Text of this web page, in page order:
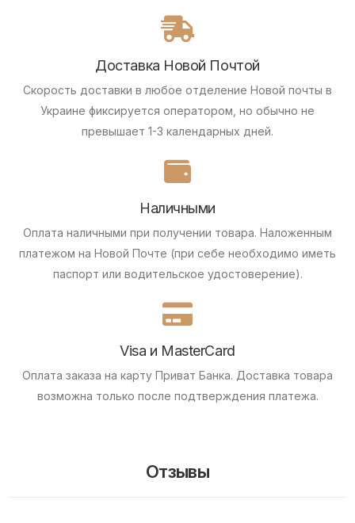
Доставка Новой Почтой
Скорость доставки в любое отделение Новой почты в
Украине фиксируется оператором, но обычно не
превышает 1-3 календарных дней.
Наличными
Оплата наличными при получении товара. Наложенным
платежом на Новой Почте (при себе необходимо иметь
паспорт или водительское удостоверение).
Visa и MasterCard
Оплата заказа на карту Приват Банка. Доставка товара
возможна только после подтверждения платежа.
Отзывы